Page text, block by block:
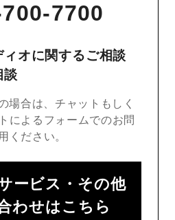
7700
オに関するご相談
談
場合は、チャットもしく
によるフォームでのお問
ください。
ービス・その他
わせはこちら